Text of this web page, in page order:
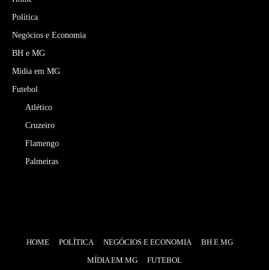
Política
Negócios e Economia
BH e MG
Mídia em MG
Futebol
Atlético
Cruzeiro
Flamengo
Palmeiras
HOME POLÍTICA NEGÓCIOS E ECONOMIA
BH E MG
MÍDIA EM MG
FUTEBOL